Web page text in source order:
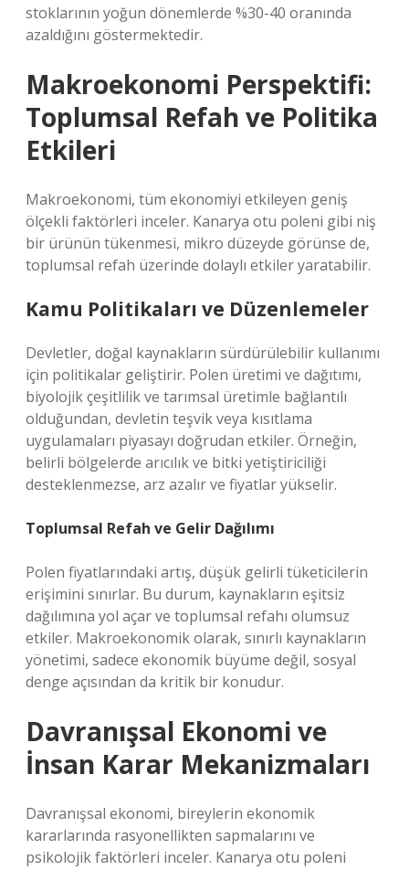
stoklarının yoğun dönemlerde %30-40 oranında
azaldığını göstermektedir.
Makroekonomi Perspektifi:
Toplumsal Refah ve Politika
Etkileri
Makroekonomi, tüm ekonomiyi etkileyen geniş
ölçekli faktörleri inceler. Kanarya otu poleni gibi niş
bir ürünün tükenmesi, mikro düzeyde görünse de,
toplumsal refah üzerinde dolaylı etkiler yaratabilir.
Kamu Politikaları ve Düzenlemeler
Devletler, doğal kaynakların sürdürülebilir kullanımı
için politikalar geliştirir. Polen üretimi ve dağıtımı,
biyolojik çeşitlilik ve tarımsal üretimle bağlantılı
olduğundan, devletin teşvik veya kısıtlama
uygulamaları piyasayı doğrudan etkiler. Örneğin,
belirli bölgelerde arıcılık ve bitki yetiştiriciliği
desteklenmezse, arz azalır ve fiyatlar yükselir.
Toplumsal Refah ve Gelir Dağılımı
Polen fiyatlarındaki artış, düşük gelirli tüketicilerin
erişimini sınırlar. Bu durum, kaynakların eşitsiz
dağılımına yol açar ve toplumsal refahı olumsuz
etkiler. Makroekonomik olarak, sınırlı kaynakların
yönetimi, sadece ekonomik büyüme değil, sosyal
denge açısından da kritik bir konudur.
Davranışsal Ekonomi ve
İnsan Karar Mekanizmaları
Davranışsal ekonomi, bireylerin ekonomik
kararlarında rasyonellikten sapmalarını ve
psikolojik faktörleri inceler. Kanarya otu poleni